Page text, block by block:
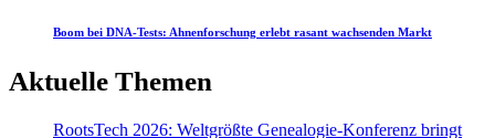
Boom bei DNA-Tests: Ahnenforschung erlebt rasant wachsenden Markt
Aktuelle Themen
RootsTech 2026: Weltgrößte Genealogie-Konferenz bringt